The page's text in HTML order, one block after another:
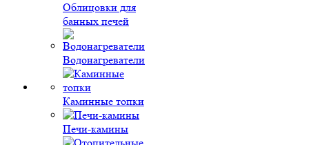
Облицовки для
банных печей
Водонагреватели
Каминные топки
Печи-камины